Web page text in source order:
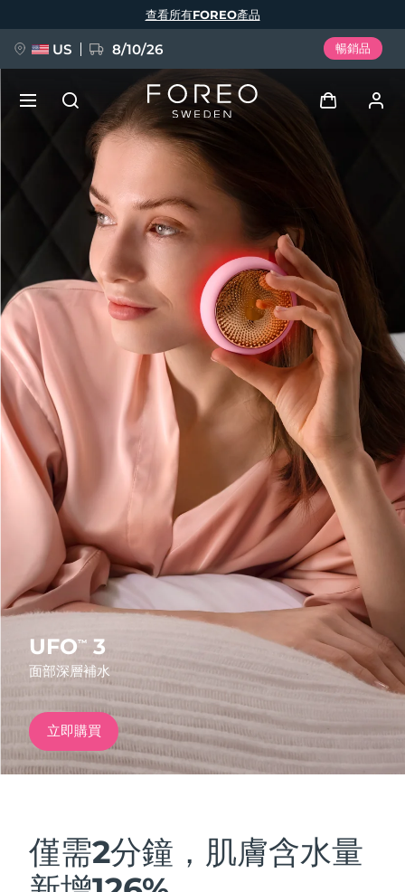
UFO™ 3
面部深層補水
立即購買
僅需2分鐘，肌膚含水量
查看所有FOREO產品
US 8/10/26 暢銷品
用戶信息
我的設備
我的訂單
我的地址
我的訂閱
FAQ™ Pure Beauty-Tech Elixir
BREAKING NEWS
issa™ Teeth Whitening Set
FAQ™ Dual LED Panel
熱門產品
特別優惠
紅光療法
Deutsch
Español
Français
Italiano
Português
Polski
Svenska
Русский
Türkçe
简体中文 繁體中文
發貨國家
美國 預計送達日期10/08/2026
英國 預計送達日期09/08/2026
西班牙 預計送達日期09/08/2026
澳洲 預計送達日期12/08/2026
預計送達日期 09/08/2026
德國 預計送達日期 09/08/2026
加拿大 預計送達日期
奧地利 預計送達日期 09/08/2026
巴林